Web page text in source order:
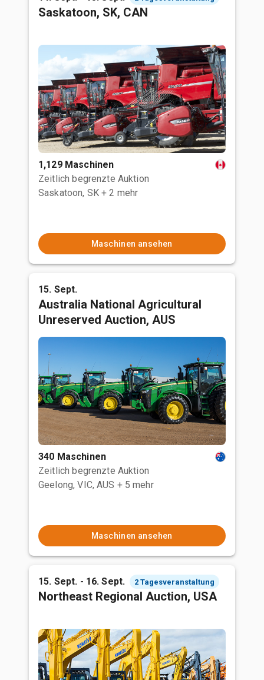
Saskatoon, SK, CAN
1,129 Maschinen
Zeitlich begrenzte Auktion
Saskatoon, SK + 2 mehr
Maschinen ansehen
15. Sept.
Australia National Agricultural
Unreserved Auction, AUS
340 Maschinen
Zeitlich begrenzte Auktion
Geelong, VIC, AUS + 5 mehr
Maschinen ansehen
15. Sept. - 16. Sept. 2 Tagesveranstaltung
Northeast Regional Auction, USA